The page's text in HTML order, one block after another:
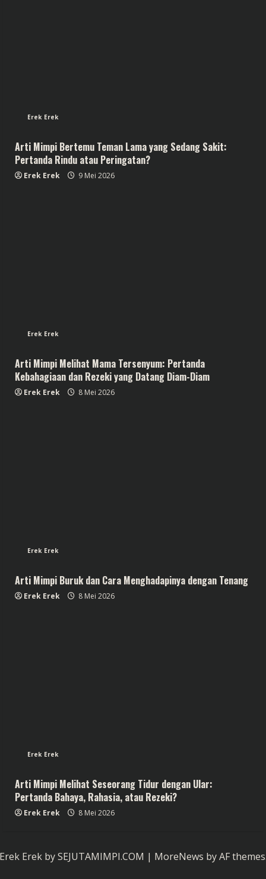
Erek Erek
Arti Mimpi Bertemu Teman Lama yang Sedang Sakit:
Pertanda Rindu atau Peringatan?
Erek Erek 9 Mei 2026
Erek Erek
Arti Mimpi Melihat Mama Tersenyum: Pertanda
Kebahagiaan dan Rezeki yang Datang Diam-Diam
Erek Erek 8 Mei 2026
Erek Erek
Arti Mimpi Buruk dan Cara Menghadapinya dengan Tenang
Erek Erek 8 Mei 2026
Erek Erek
Arti Mimpi Melihat Seseorang Tidur dengan Ular:
Pertanda Bahaya, Rahasia, atau Rezeki?
Erek Erek 8 Mei 2026
Erek by SEJUTAMIMPI.COM | MoreNews by AF